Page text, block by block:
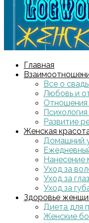
Главная
Все о
Любовь и
Отношения
Развитие
Женская
Домашний
Нанесение
Уход за
Уход за
Уход за
Здоровье
Диета для
Женские